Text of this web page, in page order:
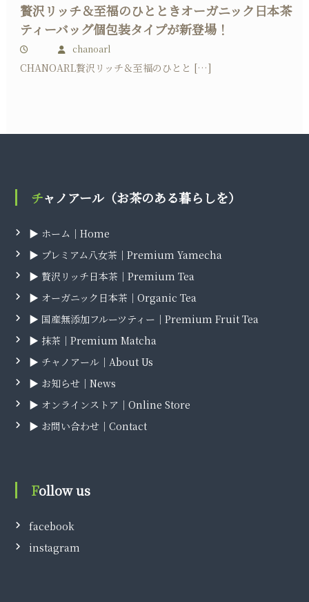
贅沢リッチ＆至福のひとときオーガニック日本茶
ティーバッグ個包装タイプが新登場！
chanoarl
CHANOARL贅沢リッチ＆至福のひとと […]
チャノアール（お茶のある暮らしを）
▶ ホーム｜Home
▶ プレミアム八女茶｜Premium Yamecha
▶ 贅沢リッチ日本茶｜Premium Tea
▶ オーガニック日本茶｜Organic Tea
▶ 国産無添加フルーツティー｜Premium Fruit Tea
▶ 抹茶｜Premium Matcha
▶ チャノアール｜About Us
▶ お知らせ｜News
▶ オンラインストア｜Online Store
▶ お問い合わせ｜Contact
Follow us
facebook
instagram